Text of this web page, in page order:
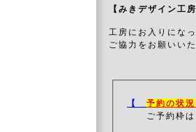
【みきデザイン工
工房にお入りにな
ご協力をお願いい
【 予約の状況
ご予約枠は